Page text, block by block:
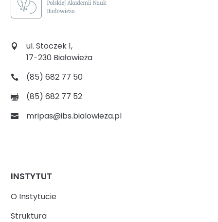
ul. Stoczek 1,
17-230 Białowieża
(85) 682 77 50
(85) 682 77 52
mripas@ibs.bialowieza.pl
INSTYTUT
O Instytucie
Struktura